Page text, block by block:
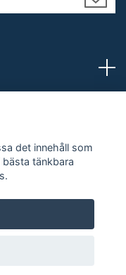
det innehåll som
tänkbara